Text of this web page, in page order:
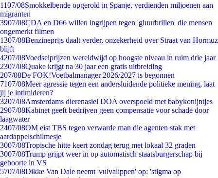
1107/08Smokkelbende opgerold in Spanje, verdienden miljoenen aan
migranten
3907/08CDA en D66 willen ingrijpen tegen 'gluurbrillen' die mensen
ongemerkt filmen
1307/08Benzineprijs daalt verder, onzekerheid over Straat van Hormuz
blijft
4207/08Voedselprijzen wereldwijd op hoogste niveau in ruim drie jaar
2307/08Quake krijgt na 30 jaar een gratis uitbreiding
207/08De FOK!Voetbalmanager 2026/2027 is begonnen
7107/08Meer agressie tegen een andersluidende politieke mening, laat
jij je intimideren?
3207/08Amsterdams dierenasiel DOA overspoeld met babykonijntjes
2907/08Kabinet geeft bedrijven geen compensatie voor schade door
laagwater
2407/08OM eist TBS tegen verwarde man die agenten stak met
aardappelschilmesje
3007/08Tropische hitte keert zondag terug met lokaal 32 graden
3007/08Trump grijpt weer in op automatisch staatsburgerschap bij
geboorte in VS
5707/08Dikke Van Dale neemt 'vulvalippen' op: 'stigma op